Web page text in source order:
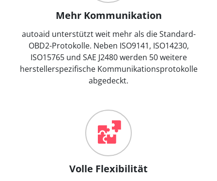
Mehr Kommunikation
autoaid unterstützt weit mehr als die Standard-
OBD2-Protokolle. Neben ISO9141, ISO14230,
ISO15765 und SAE J2480 werden 50 weitere
herstellerspezifische Kommunikationsprotokolle
abgedeckt.
Volle Flexibilität